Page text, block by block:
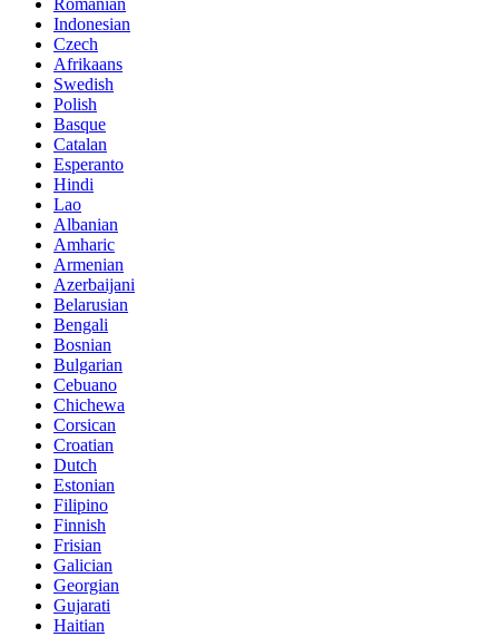
Romanian
Indonesian
Czech
Afrikaans
Swedish
Polish
Basque
Catalan
Esperanto
Hindi
Lao
Albanian
Amharic
Armenian
Azerbaijani
Belarusian
Bengali
Bosnian
Bulgarian
Cebuano
Chichewa
Corsican
Croatian
Dutch
Estonian
Filipino
Finnish
Frisian
Galician
Georgian
Gujarati
Haitian